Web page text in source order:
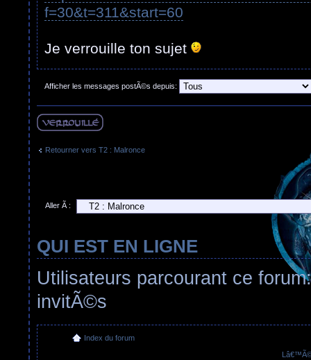
f=30&t=311&start=60
Je verrouille ton sujet
Afficher les messages postÃ©s depuis:
Retourner vers T2 : Malronce
Aller Ã :
QUI EST EN LIGNE
Utilisateurs parcourant ce
invitÃ©s
Index du forum